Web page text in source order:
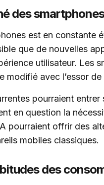
des
est en constante
que de nouvelles
utilisateur. Les
modifié avec l’essor
pourraient
en question la
pourraient offrir des
mobiles classiques.
des